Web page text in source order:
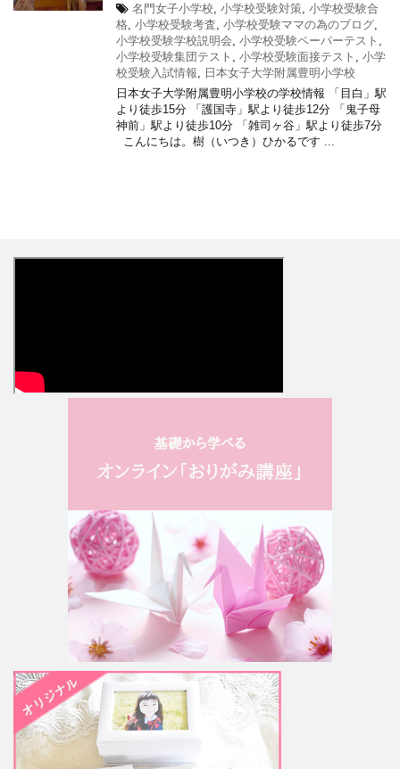
名門女子小学校 小学校受験対策 小学校受験合
格 小学校受験考査 小学校受験ママの為のブログ
小学校受験学校説明会 小学校受験ペーパーテスト
小学校受験集団テスト
小学校受験面接テスト
小学
校受験入試情報
日本女子大学附属豊明小学校
日本女子大学附属豊明小学校の学校情報 「目白」駅
より徒歩15分 「護国寺」駅より徒歩12分 「鬼子母
神前」駅より徒歩10分 「雑司ヶ谷」駅より徒歩7分
こんにちは。樹（いつき）ひかるです ...